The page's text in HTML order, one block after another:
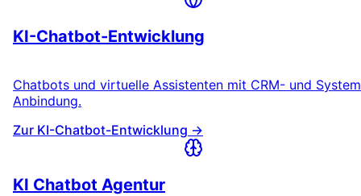
KI-Chatbot-Entwicklung
Chatbots und virtuelle Assistenten mit CRM- und
Anbindung.
Zur KI-Chatbot-Entwicklung →
KI Chatbot Agentur